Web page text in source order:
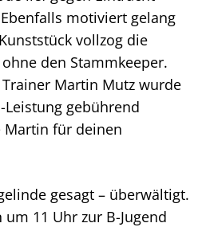
motiviert gelang
vollzog die
den Stammkeeper.
Martin Mutz wurde
gebührend
Martin für deinen
gesagt – überwältigt.
11 Uhr zur B-Jugend